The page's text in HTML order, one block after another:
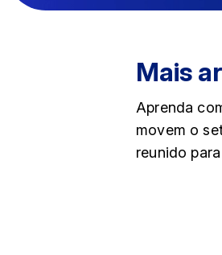
Mais
Aprenda
movem o
reunido